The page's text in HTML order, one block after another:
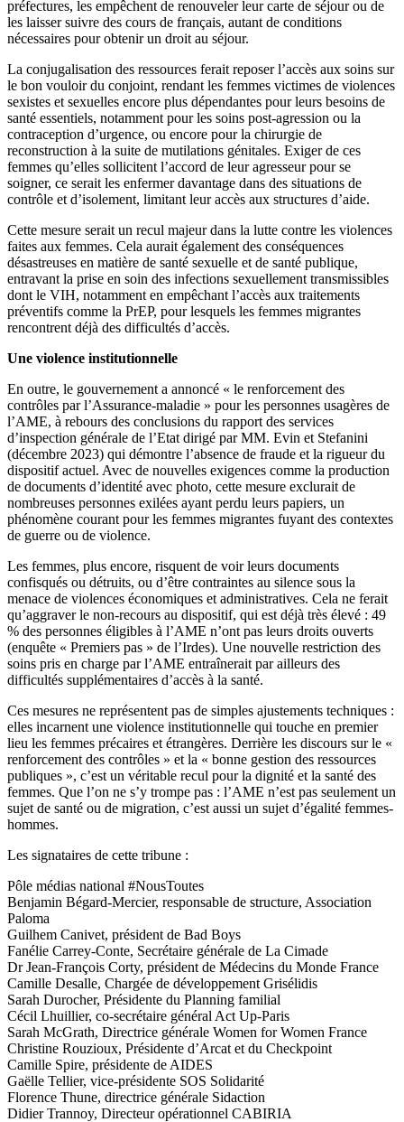
préfectures, les empêchent de renouveler leur carte de séjour ou de
les laisser suivre des cours de français, autant de conditions
nécessaires pour obtenir un droit au séjour.
La conjugalisation des ressources ferait reposer l’accès aux soins sur
le bon vouloir du conjoint, rendant les femmes victimes de violences
sexistes et sexuelles encore plus dépendantes pour leurs besoins de
santé essentiels, notamment pour les soins post-agression ou la
contraception d’urgence, ou encore pour la chirurgie de
reconstruction à la suite de mutilations génitales. Exiger de ces
femmes qu’elles sollicitent l’accord de leur agresseur pour se
soigner, ce serait les enfermer davantage dans des situations de
contrôle et d’isolement, limitant leur accès aux structures d’aide.
Cette mesure serait un recul majeur dans la lutte contre les violences
faites aux femmes. Cela aurait également des conséquences
désastreuses en matière de santé sexuelle et de santé publique,
entravant la prise en soin des infections sexuellement transmissibles
dont le VIH, notamment en empêchant l’accès aux traitements
préventifs comme la PrEP, pour lesquels les femmes migrantes
rencontrent déjà des difficultés d’accès.
Une violence institutionnelle
En outre, le gouvernement a annoncé « le renforcement des
contrôles par l’Assurance-maladie » pour les personnes usagères de
l’AME, à rebours des conclusions du rapport des services
d’inspection générale de l’Etat dirigé par MM. Evin et Stefanini
(décembre 2023) qui démontre l’absence de fraude et la rigueur du
dispositif actuel. Avec de nouvelles exigences comme la production
de documents d’identité avec photo, cette mesure exclurait de
nombreuses personnes exilées ayant perdu leurs papiers, un
phénomène courant pour les femmes migrantes fuyant des contextes
de guerre ou de violence.
Les femmes, plus encore, risquent de voir leurs documents
confisqués ou détruits, ou d’être contraintes au silence sous la
menace de violences économiques et administratives. Cela ne ferait
qu’aggraver le non-recours au dispositif, qui est déjà très élevé : 49
% des personnes éligibles à l’AME n’ont pas leurs droits ouverts
(enquête « Premiers pas » de l’Irdes). Une nouvelle restriction des
soins pris en charge par l’AME entraînerait par ailleurs des
difficultés supplémentaires d’accès à la santé.
Ces mesures ne représentent pas de simples ajustements techniques :
elles incarnent une violence institutionnelle qui touche en premier
lieu les femmes précaires et étrangères. Derrière les discours sur le «
renforcement des contrôles » et la « bonne gestion des ressources
publiques », c’est un véritable recul pour la dignité et la santé des
femmes. Que l’on ne s’y trompe pas : l’AME n’est pas seulement un
sujet de santé ou de migration, c’est aussi un sujet d’égalité femmes-
hommes.
Les signataires de cette tribune :
Pôle médias national #NousToutes
Benjamin Bégard-Mercier, responsable de structure, Association
Paloma
Guilhem Canivet, président de Bad Boys
Fanélie Carrey-Conte, Secrétaire générale de La Cimade
Dr Jean-François Corty, président de Médecins du Monde France
Camille Desalle, Chargée de développement Grisélidis
Sarah Durocher, Présidente du Planning familial
Cécil Lhuillier, co-secrétaire général Act Up-Paris
Sarah McGrath, Directrice générale Women for Women France
Christine Rouzioux, Présidente d’Arcat et du Checkpoint
Camille Spire, présidente de AIDES
Gaëlle Tellier, vice-présidente SOS Solidarité
Florence Thune, directrice générale Sidaction
Didier Trannoy, Directeur opérationnel CABIRIA